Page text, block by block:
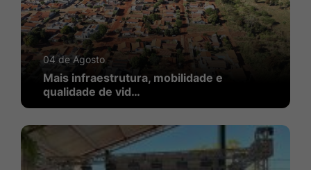
04 de Agosto
Mais infraestrutura, mobilidade e
qualidade de vid…